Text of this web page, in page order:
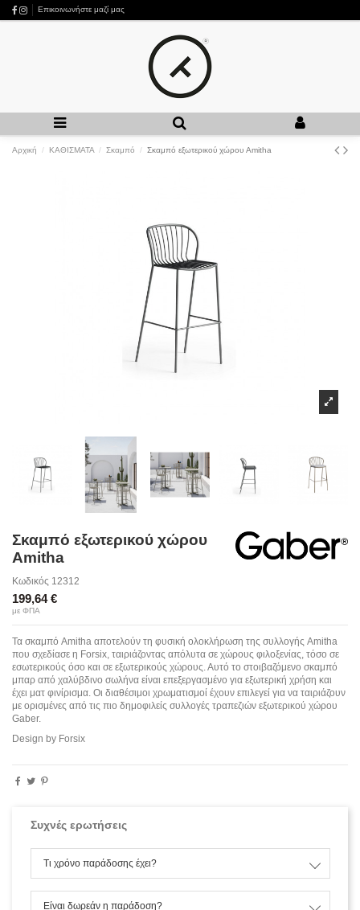
Επικοινωνήστε μαζί μας
Αρχική ΚΑΘΙΣΜΑΤΑ Σκαμπό Σκαμπό εξωτερικού χώρου Amitha
Σκαμπό εξωτερικού χώρου
Amitha
Κωδικός 12312
199,64 €
με ΦΠΑ
Τα σκαμπό Amitha αποτελούν τη φυσική ολοκλήρωση της συλλογής Amitha
που σχεδίασε η Forsix, ταιριάζοντας απόλυτα σε χώρους φιλοξενίας, τόσο σε
εσωτερικούς όσο και σε εξωτερικούς χώρους. Αυτό το στοιβαζόμενο σκαμπό
μπαρ από χαλύβδινο σωλήνα είναι επεξεργασμένο για εξωτερική χρήση και
έχει ματ φινίρισμα. Οι διαθέσιμοι χρωματισμοί έχουν επιλεγεί για να ταιριάζουν
με ορισμένες από τις πιο δημοφιλείς συλλογές τραπεζιών εξωτερικού χώρου
Gaber.
Design by Forsix
Συχνές ερωτήσεις
Τι χρόνο παράδοσης έχει?
Είναι δωρεάν η παράδοση?